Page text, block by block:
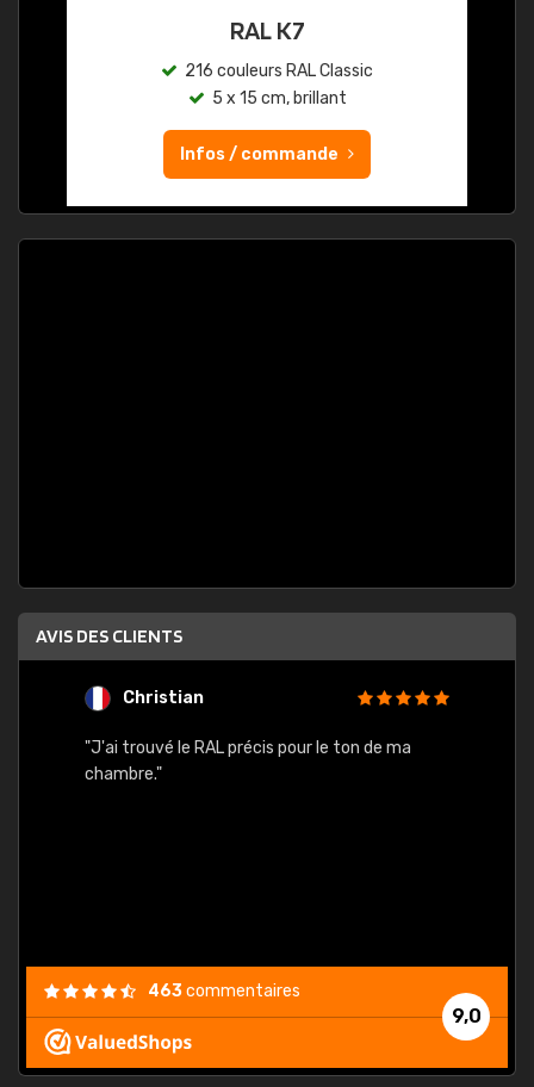
RAL K7
216 couleurs RAL Classic
5 x 15 cm, brillant
Infos / commande
AVIS DES CLIENTS
Christian
"J'ai trouvé le RAL précis pour le ton de ma
chambre."
9,0
463commentaires